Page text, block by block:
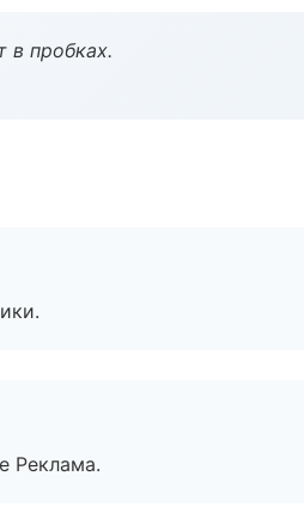
в пробках.
Реклама.